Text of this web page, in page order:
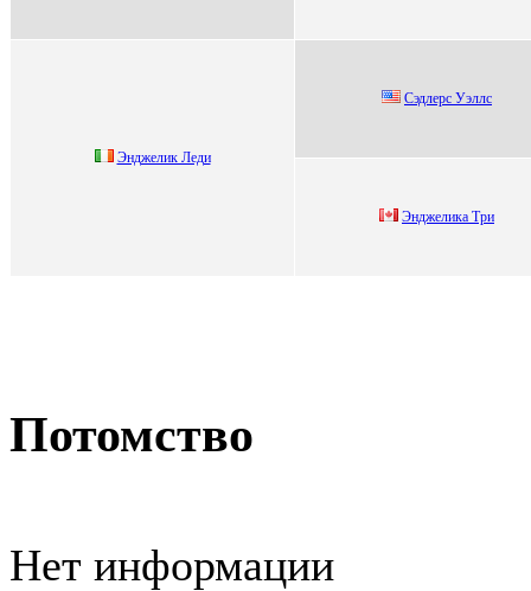
Энджелик Леди
Cэдлepc Уэллc
Энджeлика Tpи
Потомство
Нет информации